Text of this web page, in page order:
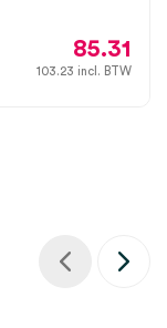
85.31
103.23 incl. BTW